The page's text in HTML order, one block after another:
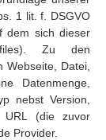
1 lit. f. DSGVO
dem sich dieser
Zu den
Datei,
Datenmenge,
nebst Version,
URL (die zuvor
Provider.